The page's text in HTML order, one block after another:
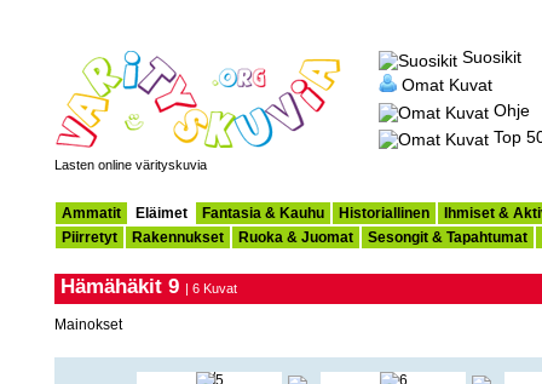
Lasten online värityskuvia
Suosikit
Omat Kuvat
Ohje
Top
Ammatit Eläimet Fantasia & Kauhu Historiallinen
Ihmiset &
Piirretyt
Rakennukset Ruoka & Juomat Sesongit & Tapahtumat
Hämähäkit 9 | 6 Kuvat
Mainokset